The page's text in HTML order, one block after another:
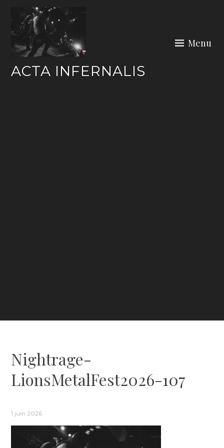
content
ACTA INFERNALIS
Menu
Nightrage-
LionsMetalFest2026-107
1 juin 2026